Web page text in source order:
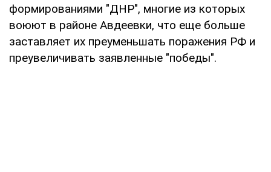
формированиями "ДНР", многие из которых
воюют в районе Авдеевки, что еще больше
заставляет их преуменьшать поражения РФ и
преувеличивать заявленные "победы".